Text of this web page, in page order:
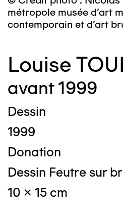
métropole musée d’art
contemporain et d’art
Louise
avant 1999
Dessin
1999
Donation
Dessin Feutre sur
10 x 15 cm